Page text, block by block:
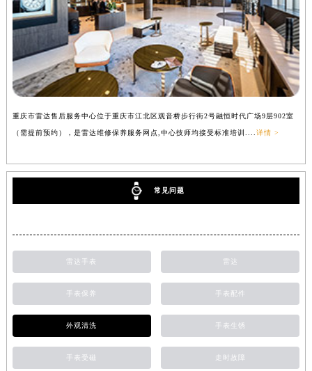
重庆市雷达售后服务中心位于重庆市江北区观音桥步行街2号融恒时代广场9层902室
（需提前预约），是雷达维修保养服务网点,中心技师均接受标准培训.... 详情 >
常见问题
雷达手表 雷达
手表保养 手表配件
外观清洗 手表生锈
手表受磁 走时故障